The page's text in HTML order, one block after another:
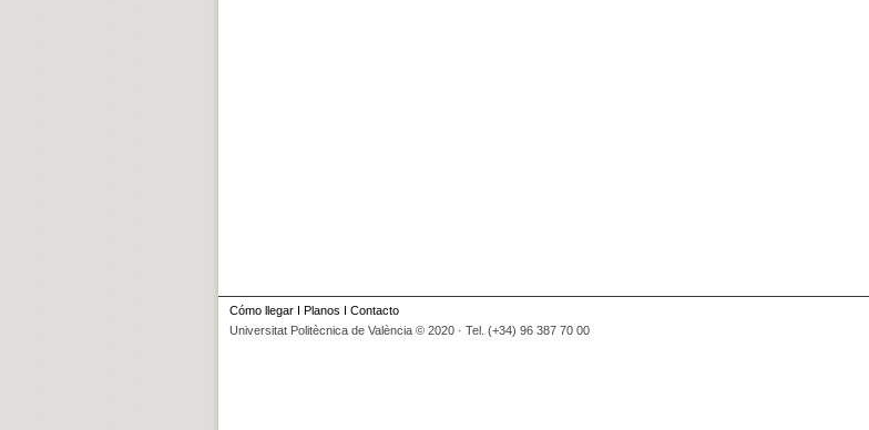
Cómo llegar I Planos I Contacto
Universitat Politècnica de València © 2020 · Tel. (+34) 96 387 70 00